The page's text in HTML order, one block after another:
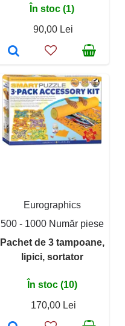
În stoc (1)
90,00 Lei
Eurographics
500 - 1000 Număr piese
Pachet de 3 tampoane,
lipici, sortator
În stoc (10)
170,00 Lei